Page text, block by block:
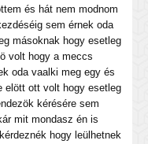
és hát nem modnom
sem érnek oda
másoknak hogy esetleg
volt hogy a meccs
oda vaalki meg egy és
elött ott volt hogy esetleg
kérésére sem
mit mondasz én is
hogy leülhetnek